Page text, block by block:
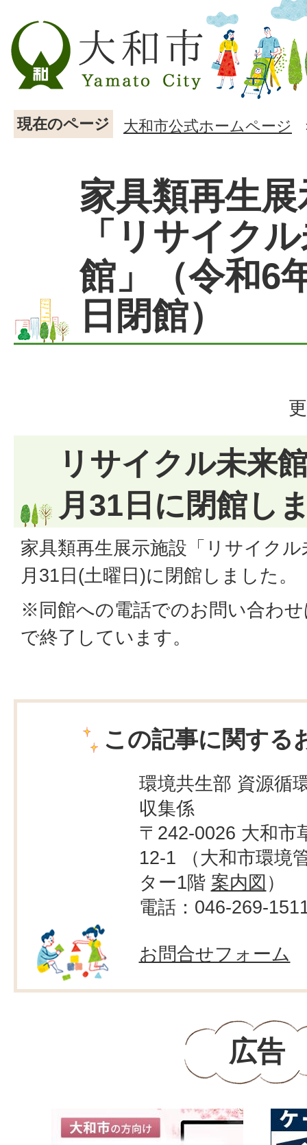
現在のページ 大和市公式ホームページ
家具類再生
「リサイク
館」（令和6
日閉館）
リサイクル未来
月31日に閉館し
家具類再生展示施設「リサイク
月31日(土曜日)に閉館しました。
※同館への電話でのお問い合わ
で終了しています。
この記事に関する
環境共生部 資源循
収集係
〒242-0026 大和市
12-1 （大和市環境
ター1階 案内図 ）
電話：046-269-
お問合せフォーム
広告